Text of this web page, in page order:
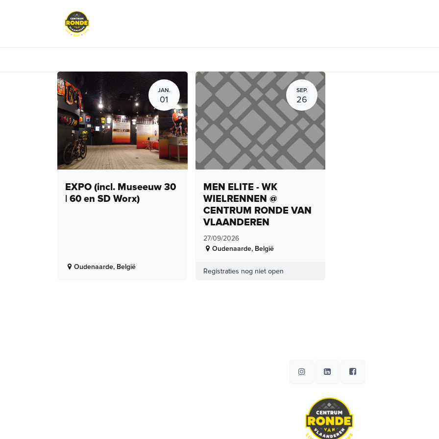
JAN.
01
EXPO (incl. Museeuw 30
| 60 en SD Worx)
Oudenaarde, België
SEP.
26
MEN ELITE - WK
WIELRENNEN @
CENTRUM RONDE VAN
VLAANDEREN
27/09/2026
Oudenaarde, België
Registraties nog niet open